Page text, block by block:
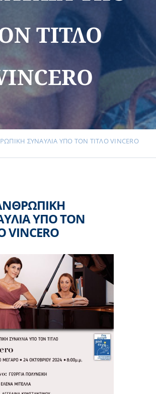
ΤΙΤΛΟ
ΣΥΝΑΥΛΙΑ ΥΠΟ ΤΟΝ ΤΙΤΛΟ VINCERO
ΥΠΟ ΤΟΝ
VINCERO